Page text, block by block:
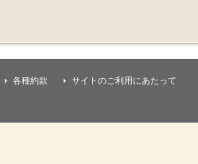
各種約款 サイトのご利用にあたって